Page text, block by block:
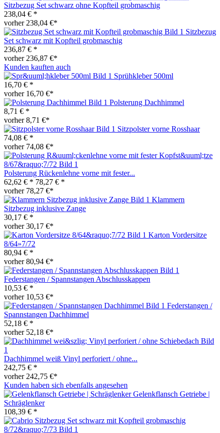
Sitzbezug Set schwarz ohne Kopfteil grobmaschig
238,04 € *
vorher 238,04 €*
Sitzbezug
Set schwarz mit Kopfteil grobmaschig
236,87 € *
vorher 236,87 €*
Kunden kauften auch
Sprühkleber 500ml
16,70 € *
vorher 16,70 €*
Polsterung Dachhimmel
8,71 € *
vorher 8,71 €*
Sitzpolster vorne Rosshaar
74,08 € *
vorher 74,08 €*
Polsterung Rückenlehne vorne mit fester...
62,62 € * 78,27 € *
vorher 78,27 €*
Klammern
Sitzbezug inklusive Zange
30,17 € *
vorher 30,17 €*
Karton Vordersitze
8/64»7/72
80,94 € *
vorher 80,94 €*
Federstangen / Spannstangen Abschlusskappen
10,53 € *
vorher 10,53 €*
Federstangen /
Spannstangen Dachhimmel
52,18 € *
vorher 52,18 €*
Dachhimmel weiß Vinyl perforiert / ohne...
242,75 € *
vorher 242,75 €*
Kunden haben sich ebenfalls angesehen
Gelenkflansch Getriebe |
Schräglenker
108,39 € *